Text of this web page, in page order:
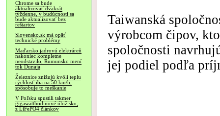
Chrome sa bude
aktualizovať dvakrát
týždenne, v budúcnosti sa
bude aktualizovať bez
reštartov
Slovensko.sk má opäť
technické problémy
Maďarsko jadrovú elektráreň
nakoniec kompletne
neodstavilo, Rumunsko mení
tok Dunaja
Železnice znižujú kvôli teplu
rýchlosť iba na 50 km/h,
spôsobuje to meškanie
V Poľsku spustili takmer
gigawatthodinové úložisko,
z LiFePO4 článkov
Taiwanská
výrobcom čipov,
spoločnosti
jej podiel podľa